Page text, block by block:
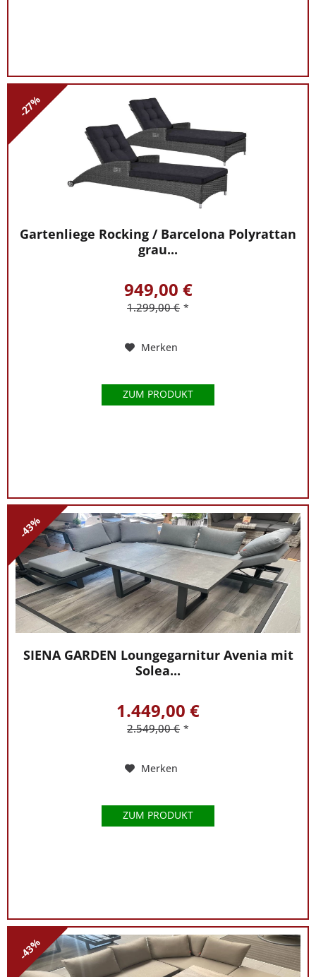
-27%
Gartenliege Rocking / Barcelona Polyrattan
grau...
949,00 €
1.299,00 € *
Merken
ZUM PRODUKT
-43%
SIENA GARDEN Loungegarnitur Avenia mit
Solea...
1.449,00 €
2.549,00 € *
Merken
ZUM PRODUKT
-43%